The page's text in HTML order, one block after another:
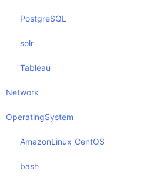
PostgreSQL
solr
Tableau
Network
OperatingSystem
AmazonLinux_CentOS
bash